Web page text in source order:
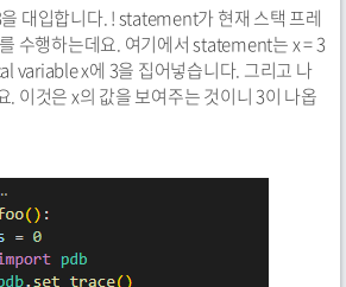
대입합니다. ! statement가 현재 스택 프레
수행하는데요. 여기에서 statement는 x = 3
variable x에 3을 집어넣습니다. 그리고 나
. 이것은 x의 값을 보여주는 것이니 3이 나옵